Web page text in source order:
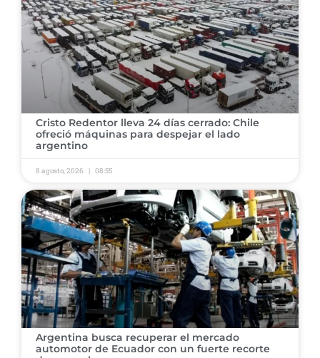
Cristo Redentor lleva 24 días cerrado: Chile
ofreció máquinas para despejar el lado
argentino
8 agosto, 2026 08:55
Argentina busca recuperar el mercado
automotor de Ecuador con un fuerte recorte